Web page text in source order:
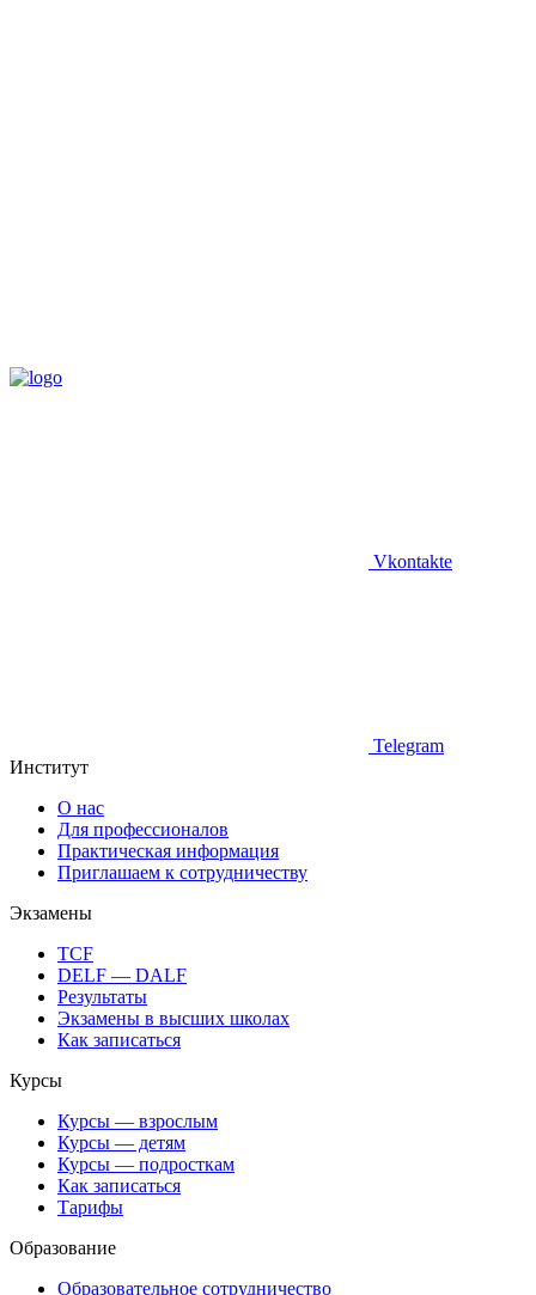
Vkontakte
Telegram
Институт
О нас
Для профессионалов
Практическая информация
Приглашаем к сотрудничеству
Экзамены
TCF
DELF — DALF
Результаты
Экзамены в высших школах
Как записаться
Курсы
Курсы — взрослым
Курсы — детям
Курсы — подросткам
Как записаться
Тарифы
Образование
Образовательное сотрудничество